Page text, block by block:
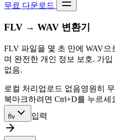
무료 다운로드
FLV → WAV 변환기
FLV 파일을 몇 초 만에 WAV
며 완전한 개인 정보 보호. 가
없음.
로컬 처리 업로드 없음영원히
북마크하려면 Ctrl+D를 누르세
flv 입력